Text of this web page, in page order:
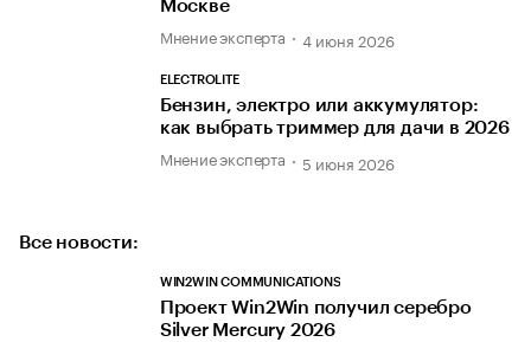
Москве
Мнение эксперта 4 июня 2026
ELECTROLITE
Бензин, электро или аккумулятор:
как выбрать триммер для дачи в 2026
Мнение эксперта 5 июня 2026
Все новости:
WIN2WIN COMMUNICATIONS
Проект Win2Win получил серебро
Silver Mercury 2026